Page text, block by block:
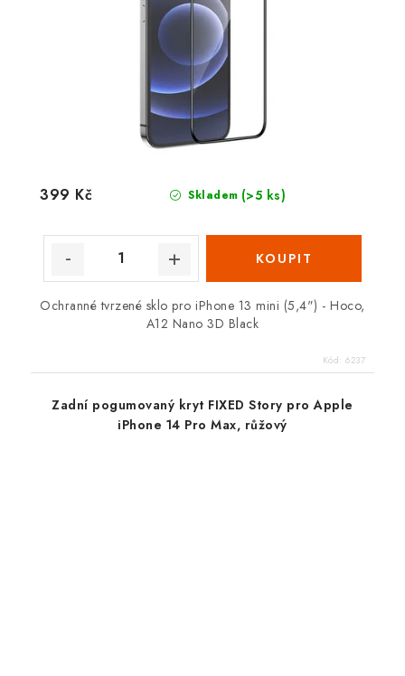
Skladem (>5 ks)
399 Kč
Ochranné tvrzené sklo pro iPhone 13 mini (5,4") - Hoco,
A12 Nano 3D Black
Kód: 6237
Zadní pogumovaný kryt FIXED Story pro Apple
iPhone 14 Pro Max, růžový